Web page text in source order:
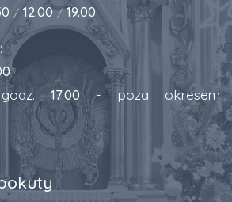
/ 12.00 / 19.00
17.00 - poza okresem